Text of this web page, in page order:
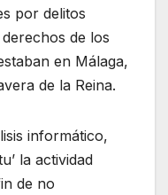
por delitos
de los
en Málaga,
de la Reina.
informático,
la actividad
de no